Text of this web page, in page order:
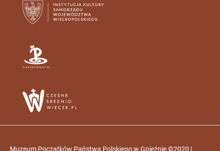
Muzeum Początków Państwa Polskiego w Gnieźnie ©2020 |